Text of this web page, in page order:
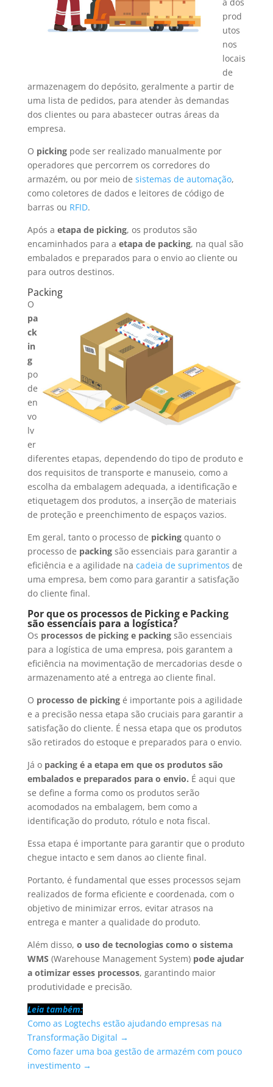
a dos
prod
utos
nos
locais
de
armazenagem do depósito, geralmente a partir de
uma lista de pedidos, para atender às demandas
dos clientes ou para abastecer outras áreas da
empresa.
O picking pode ser realizado manualmente por
operadores que percorrem os corredores do
armazém, ou por meio de sistemas de automação,
como coletores de dados e leitores de código de
barras ou RFID.
Após a etapa de picking, os produtos são
encaminhados para a etapa de packing, na qual são
embalados e preparados para o envio ao cliente ou
para outros destinos.
Packing
O
pa
ck
in
g
po
de
en
vo
lv
er
diferentes etapas, dependendo do tipo de produto e
dos requisitos de transporte e manuseio, como a
escolha da embalagem adequada, a identificação e
etiquetagem dos produtos, a inserção de materiais
de proteção e preenchimento de espaços vazios.
Em geral, tanto o processo de picking quanto o
processo de packing são essenciais para garantir a
eficiência e a agilidade na cadeia de suprimentos de
uma empresa, bem como para garantir a satisfação
do cliente final.
Por que os processos de Picking e Packing
são essenciais para a logística?
Os processos de picking e packingsão essenciais
para a logística de uma empresa, pois garantem a
eficiência na movimentação de mercadorias desde o
armazenamento até a entrega ao cliente final.
O processo de pickingé importante pois a agilidade
e a precisão nessa etapa são cruciais para garantir a
satisfação do cliente. É nessa etapa que os produtos
são retirados do estoque e preparados para o envio.
Já o packing é a etapa em que os produtos são
embalados e preparados para o envio. É aqui que
se define a forma como os produtos serão
acomodados na embalagem, bem como a
identificação do produto, rótulo e nota fiscal.
Essa etapa é importante para garantir que o produto
chegue intacto e sem danos ao cliente final.
Portanto, é fundamental que esses processos sejam
realizados de forma eficiente e coordenada, com o
objetivo de minimizar erros, evitar atrasos na
entrega e manter a qualidade do produto.
Além disso, o uso de tecnologias como o sistema
WMS (Warehouse Management System) pode ajudar
a otimizar esses processos, garantindo maior
produtividade e precisão.
Leia também:
Como as Logtechs estão ajudando empresas na
Transformação Digital →
Como fazer uma boa gestão de armazém com pouco
investimento →